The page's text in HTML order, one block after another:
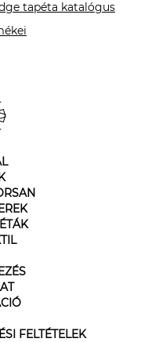
tapéta katalógus
FELTÉTELEK